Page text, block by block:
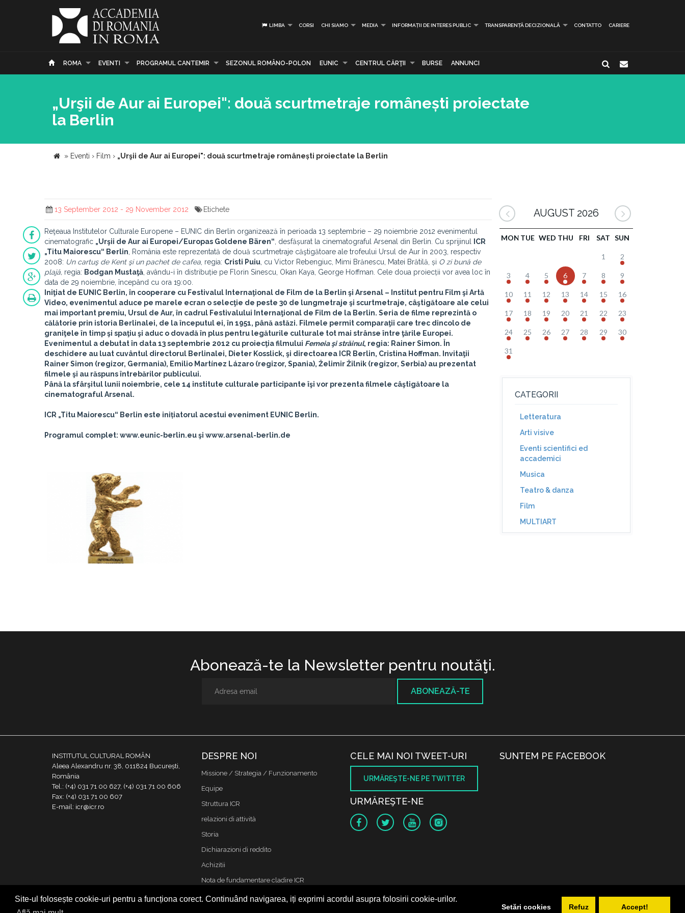
Site-ul folosește cookie-uri pentru a funcționa corect. Continuând navigarea, iți exprimi acordul asupra folosirii cookie-urilor.
Setări cookies Refuz Accept!
LIMBA CORSI CHI SIAMO MEDIA INFORMAȚII DE INTERES PUBLIC TRANSPARENȚĂ DECIZIONALĂ CONTATTO CARIERE
ROMA EVENTI PROGRAMUL CANTEMIR SEZONUL ROMÂNO-POLON EUNIC CENTRUL CĂRŢII BURSE ANNUNCI
„Urşii de Aur ai Europei": două scurtmetraje românești proiectate
la Berlin
» Eventi › Film › „Urşii de Aur ai Europei": două scurtmetraje românești proiectate la Berlin
13 September 2012 - 29 November 2012 Etichete
Reţeaua Institutelor Culturale Europene – EUNIC din Berlin organizează în perioada 13 septembrie – 29 noiembrie 2012 evenimentul
cinematografic „Urşii de Aur ai Europei/Europas Goldene Bären“ , desfășurat la cinematograful Arsenal din Berlin. Cu sprijinul
ICR
„Titu Maiorescu“ Berlin , România este reprezentată de două scurtmetraje căştigătoare ale trofeului Ursul de Aur în 2003, respectiv
2008: Un cartuş de Kent şi un pachet de cafea , regia: Cristi Puiu , cu Victor Rebengiuc, Mimi Brănescu, Matei Brătilă, și O zi bună de
plajă, regia: Bodgan Mustaţă , avându-i în distribuție pe Florin Sinescu, Okan Kaya, George Hoffman. Cele doua proiecții vor avea loc în
data de 29 noiembrie, începând cu ora 19:00.
Iniţiat de EUNIC Berlin, în cooperare cu Festivalul Internaţional de Film de la Berlin şi Arsenal – Institut pentru Film şi Artă
Video, evenimentul aduce pe marele ecran o selecţie de peste 30 de lungmetraje şi scurtmetraje, câştigătoare ale celui
mai important premiu, Ursul de Aur, în cadrul Festivalului Internaţional de Film de la Berlin. Seria de filme reprezintă o
călătorie prin istoria Berlinalei, de la începutul ei, în 1951, până astăzi. Filmele permit comparaţii care trec dincolo de
graniţele în timp şi spaţiu şi aduc o dovadă în plus pentru legăturile culturale tot mai strânse între ţările Europei.
Evenimentul a debutat în data 13 septembrie 2012 cu proiecţia filmului Femeia şi străinul, regia: Rainer Simon. În
deschidere au luat cuvântul directorul Berlinalei, Dieter Kosslick, şi directoarea ICR Berlin, Cristina Hoffman. Invitaţii
Rainer Simon (regizor, Germania), Emilio Martínez Lázaro (regizor, Spania), Želimir Žilnik (regizor, Serbia) au prezentat
filmele şi au răspuns întrebărilor publicului.
Până la sfârşitul lunii noiembrie, cele 14 institute culturale participante îşi vor prezenta filmele câştigătoare la
cinematograful Arsenal.
ICR „Titu Maiorescu“ Berlin este inițiatorul acestui eveniment EUNIC Berlin.
Programul complet: www.eunic-berlin.eu şi www.arsenal-berlin.de
AUGUST 2026
MON TUE WED THU FRI SAT SUN
1 2
3 4 5 6 7 8 9
10 11 12 13 14 15 16
17 18 19 20 21 22 23
24 25 26 27 28 29 30
31
CATEGORII
Letteratura
Arti visive
Eventi scientifici ed
accademici
Musica
Teatro & danza
Film
MULTIART
Abonează-te la Newsletter pentru noutăţi.
ABONEAZĂ-TE
INSTITUTUL CULTURAL ROMÂN
Aleea Alexandru nr. 38, 011824 București,
România
Tel.: (+4) 031 71 00 627, (+4) 031 71 00 606
Fax: (+4) 031 71 00 607
E-mail: icr@icr.ro
DESPRE NOI
Missione / Strategia / Funzionamento
Equipe
Struttura ICR
relazioni di attività
Storia
Dichiarazioni di reddito
Achizitii
Nota de fundamentare cladire ICR
Contatto
CELE MAI NOI TWEET-URI
URMĂREŞTE-NE PE TWITTER
URMĂREŞTE-NE
SUNTEM PE FACEBOOK